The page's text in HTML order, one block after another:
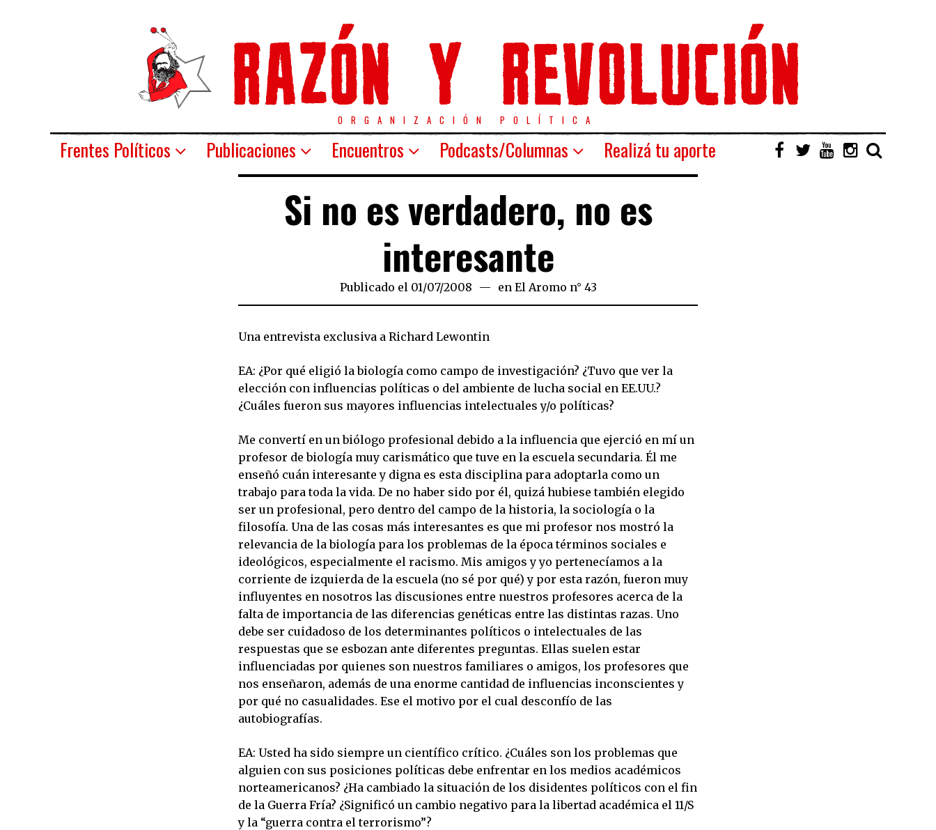
ORGANIZACIÓN POLÍTICA
Frentes Políticos Publicaciones Encuentros Podcasts/Columnas Realizá tu aporte
Si no es verdadero, no es
interesante
Publicado el 01/07/2008 24/03/2020
en El Aromo n° 43
Una entrevista exclusiva a Richard Lewontin
EA: ¿Por qué eligió la biología como campo de investigación? ¿Tuvo que ver la
elección con influencias políticas o del ambiente de lucha social en EE.UU.?
¿Cuáles fueron sus mayores influencias intelectuales y/o políticas?
Me convertí en un biólogo profesional debido a la influencia que ejerció en mí un
profesor de biología muy carismático que tuve en la escuela secundaria. Él me
enseñó cuán interesante y digna es esta disciplina para adoptarla como un
trabajo para toda la vida. De no haber sido por él, quizá hubiese también elegido
ser un profesional, pero dentro del campo de la historia, la sociología o la
filosofía. Una de las cosas más interesantes es que mi profesor nos mostró la
relevancia de la biología para los problemas de la época términos sociales e
ideológicos, especialmente el racismo. Mis amigos y yo pertenecíamos a la
corriente de izquierda de la escuela (no sé por qué) y por esta razón, fueron muy
influyentes en nosotros las discusiones entre nuestros profesores acerca de la
falta de importancia de las diferencias genéticas entre las distintas razas. Uno
debe ser cuidadoso de los determinantes políticos o intelectuales de las
respuestas que se esbozan ante diferentes preguntas. Ellas suelen estar
influenciadas por quienes son nuestros familiares o amigos, los profesores que
nos enseñaron, además de una enorme cantidad de influencias inconscientes y
por qué no casualidades. Ese el motivo por el cual desconfío de las
autobiografías.
EA: Usted ha sido siempre un científico crítico. ¿Cuáles son los problemas que
alguien con sus posiciones políticas debe enfrentar en los medios académicos
norteamericanos? ¿Ha cambiado la situación de los disidentes políticos con el fin
de la Guerra Fría? ¿Significó un cambio negativo para la libertad académica el 11/S
y la “guerra contra el terrorismo”?